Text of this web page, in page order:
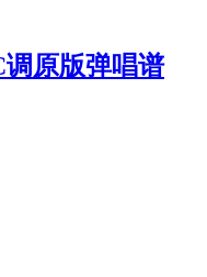
原版弹唱谱